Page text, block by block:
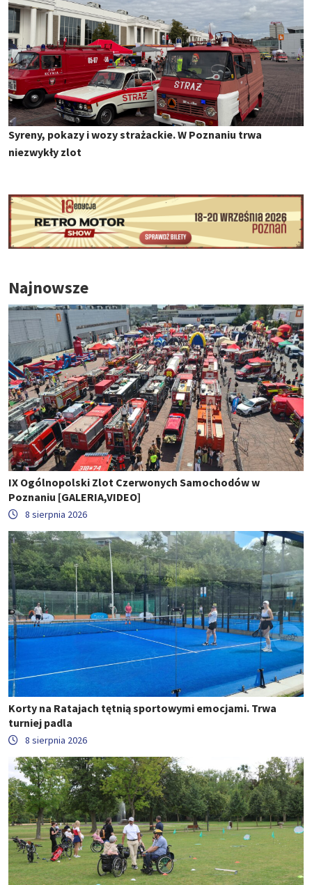
Syreny, pokazy i wozy strażackie. W Poznaniu trwa
niezwykły zlot
Najnowsze
IX Ogólnopolski Zlot Czerwonych Samochodów w
Poznaniu [GALERIA,VIDEO]
8 sierpnia 2026
Korty na Ratajach tętnią sportowymi emocjami. Trwa
turniej padla
8 sierpnia 2026